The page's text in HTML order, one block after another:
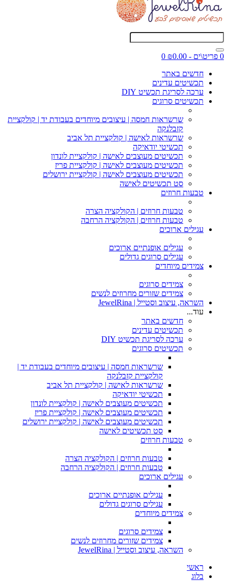
0 פריט\ים - ₪0.00
0
חדשים באתר
תכשיטים עדינים
ערכה לסריגת תכשיט DIY
תכשיטים סרוגים
שרשראות חמסה | עיצובים מיוחדים בעבודת יד | קולקציית
קזבלנקה
שרשראות לאישה | קולקציית תל אביב
תכשיטי יודאיקה
תכשיטים מעוצבים לאישה | קולקציית לונדון
תכשיטים מעוצבים לאישה | קולקציית פריז
תכשיטים מעוצבים לאישה | קולקציית ירושלים
סט תכשיטים לאישה
טבעות חרוזים
טבעות חרוזים | הקולקציה הצרה
טבעות חרוזים | הקולקציה הרחבה
עגילים ארוכים
עגילים אופנתיים ארוכים
עגילים סרוגים גדולים
צמידים מיוחדים
צמידים סרוגים
צמידים שזורים מחרוזים לנשים
השראה, עיצוב וסטייל | JewelRina
עוד...
חדשים באתר
תכשיטים עדינים
ערכה לסריגת תכשיט DIY
תכשיטים סרוגים
שרשראות חמסה | עיצובים מיוחדים בעבודת יד |
קולקציית קזבלנקה
שרשראות לאישה | קולקציית תל אביב
תכשיטי יודאיקה
תכשיטים מעוצבים לאישה | קולקציית לונדון
תכשיטים מעוצבים לאישה | קולקציית פריז
תכשיטים מעוצבים לאישה | קולקציית ירושלים
סט תכשיטים לאישה
טבעות חרוזים
טבעות חרוזים | הקולקציה הצרה
טבעות חרוזים | הקולקציה הרחבה
עגילים ארוכים
עגילים אופנתיים ארוכים
עגילים סרוגים גדולים
צמידים מיוחדים
צמידים סרוגים
צמידים שזורים מחרוזים לנשים
השראה, עיצוב וסטייל | JewelRina
ראשי
בלוג